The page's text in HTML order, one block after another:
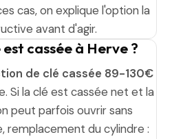
cas, on explique l'option la
avant d'agir.
cassée à Herve ?
de clé cassée 89-130€
Si la clé est cassée net et la
peut parfois ouvrir sans
remplacement du cylindre :